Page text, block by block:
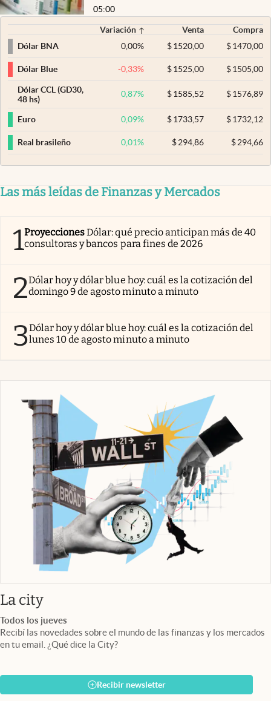
05:00
Variación Venta
Compra
Dólar BNA
0,00% $ 1520,00 $1470,00
Dólar Blue -0,33% $ 1525,00 $1505,00
Dólar CCL (GD30,
48 hs)
0,87% $ 1585,52 $1576,89
Euro 0,09% $ 1733,57 $1732,12
Real brasileño 0,01% $ 294,86 $294,66
Las más leídas de Finanzas y Mercados
1ProyeccionesDólar: qué precio anticipan más de 40
consultoras y bancos para fines de 2026
2Dólar hoy y dólar blue hoy: cuál es la cotización del
domingo 9 de agosto minuto a minuto
3Dólar hoy y dólar blue hoy: cuál es la cotización del
lunes 10 de agosto minuto a minuto
La cityabre en nueva pestaña
Todos los jueves
Recibí las novedades sobre el mundo de las finanzas y los mercados
en tu email. ¿Qué dice la City?
Recibir newsletter